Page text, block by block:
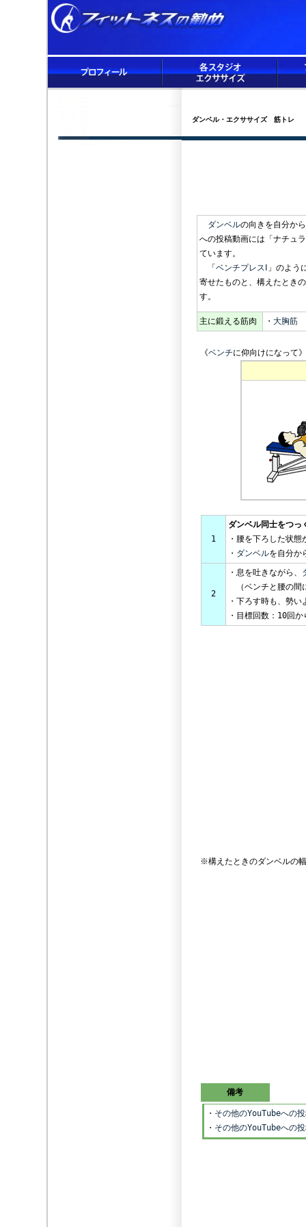
ダンベル・エクササイズ 筋トレ
ダンベルの向きを自分か
への投稿動画には「ナチ
ています。
「 ベンチプレスⅠ
」のよう
寄せたものと、構えたとき
す。
主に鍛える筋肉 ・ 大胸
《ベンチに仰向けになって》
1
ダンベル同士をつっ
・腰を下ろした状
・ ダンベルを自分か
2
・息を吐きながら、
（ベンチと腰の間
・下ろす時も、勢
・目標回数：10回
※構えたときのダンベルの
備考
・ その他のYouTubeへの
・ その他のYouTubeへの